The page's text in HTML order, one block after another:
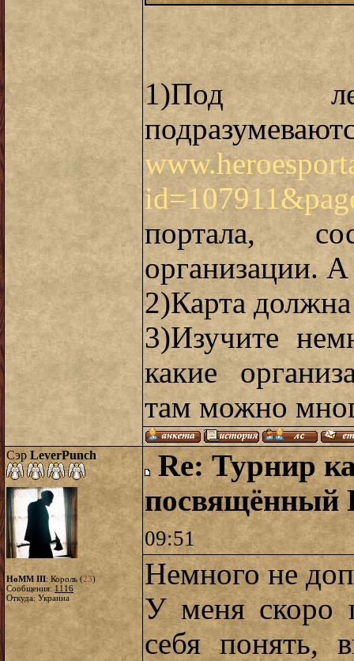
1)Под
портала,
организации.
2)Карта
3)Изучите
какие
там можно
Сэр LeverPunch
HoMM III: Король (23)
Сообщения: 1116
Откуда: Украина
Re: Турнир
09:51
Немного не
У меня скоро
себя понять,